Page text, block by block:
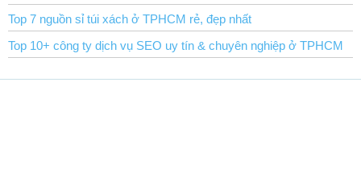
Top 7 nguồn sỉ túi xách ở TPHCM rẻ, đẹp nhất
Top 10+ công ty dịch vụ SEO uy tín & chuyên nghiệp ở TPHCM